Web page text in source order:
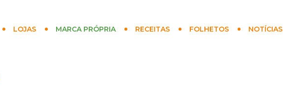
LOJAS MARCA PRÓPRIA RECEITAS FOLHETOS NOTÍCIAS